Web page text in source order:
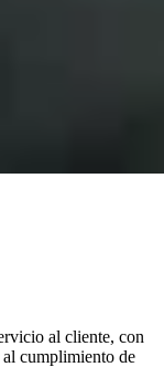
al cliente, con
al cumplimiento de